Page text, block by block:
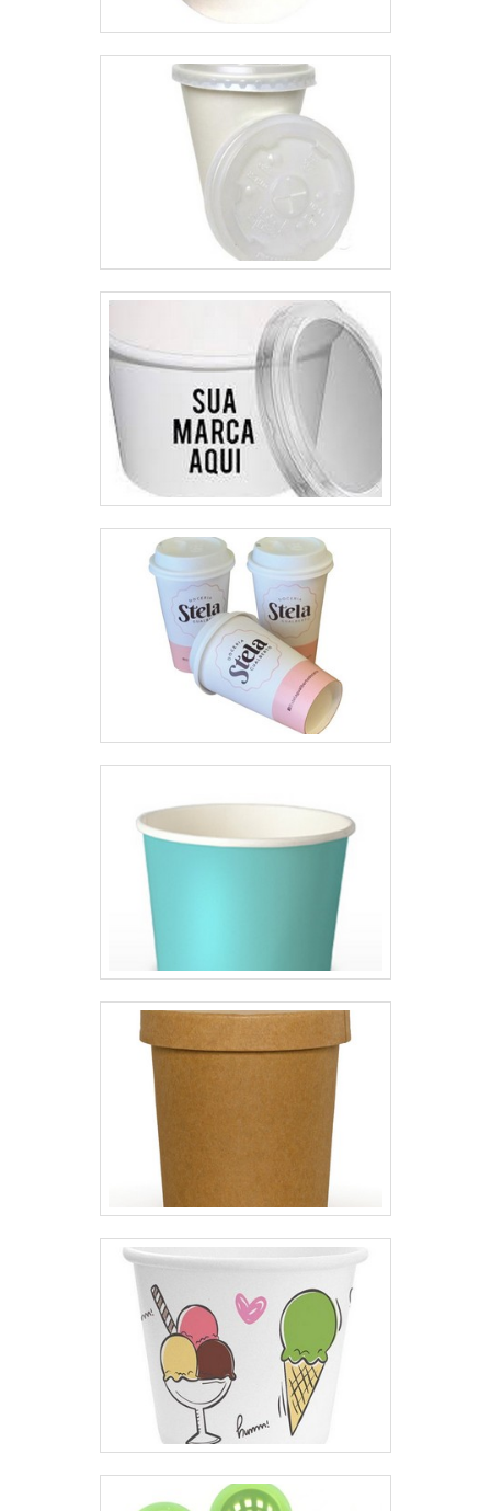
QUALIDADE NO
existe variedade e qualidade
quando o assunto for atacado de
embalagens plásticas. É possível
encontrar itens variados com
tecnologia de ponta, como
frascos e potes.Tudo isso por ser
comprometida com os serviços e
altamente qualificada,
focar suas ações no resultado
final, tendo escritório de alta
qualidade onde são realizadas as
atividades e máquinas
modernas. Tudo isso, somado a
uma equipe com colaboradores
proativos e trabalhadores de alta
qualidade, garante a melhor
experiência para os clientes com
qualidade.